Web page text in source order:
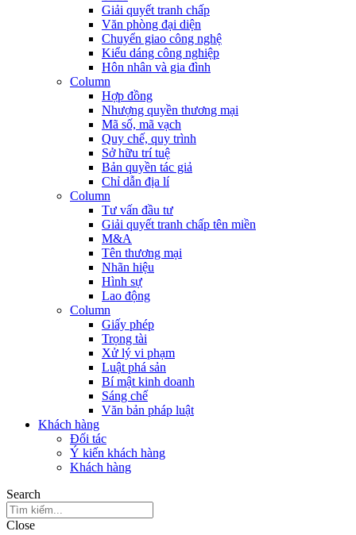
Giải quyết tranh chấp
Văn phòng đại diện
Chuyển giao công nghệ
Kiểu dáng công nghiệp
Hôn nhân và gia đình
Column
Hợp đồng
Nhượng quyền thương mại
Mã số, mã vạch
Quy chế, quy trình
Sở hữu trí tuệ
Bản quyền tác giả
Chỉ dẫn địa lí
Column
Tư vấn đầu tư
Giải quyết tranh chấp tên miền
M&A
Tên thương mại
Nhãn hiệu
Hình sự
Lao động
Column
Giấy phép
Trọng tài
Xử lý vi phạm
Luật phá sản
Bí mật kinh doanh
Sáng chế
Văn bản pháp luật
Khách hàng
Đối tác
Ý kiến khách hàng
Khách hàng
Search
Close